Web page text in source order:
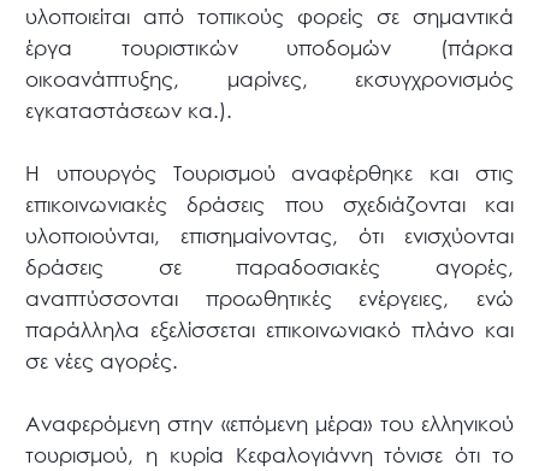
υλοποιείται από τοπικούς φορείς σε σημαντικά
έργα τουριστικών υποδομών (πάρκα
οικοανάπτυξης, μαρίνες, εκσυγχρονισμός
εγκαταστάσεων κα.).
H υπουργός Τουρισμού αναφέρθηκε και στις
επικοινωνιακές δράσεις που σχεδιάζονται και
υλοποιούνται, επισημαίνοντας, ότι ενισχύονται
δράσεις σε παραδοσιακές αγορές,
αναπτύσσονται προωθητικές ενέργειες, ενώ
παράλληλα εξελίσσεται επικοινωνιακό πλάνο και
σε νέες αγορές.
Αναφερόμενη στην «επόμενη μέρα» του ελληνικού
τουρισμού, η κυρία Κεφαλογιάννη τόνισε ότι το